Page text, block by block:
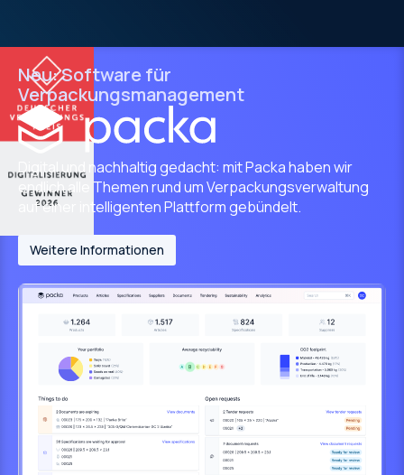
Neu: Software für
Verpackungsmanagement
Digital und nachhaltig gedacht: mit Packa haben wir
endlich alle Themen rund um Verpackungsverwaltung
auf einer intelligenten Plattform gebündelt.
Weitere Informationen